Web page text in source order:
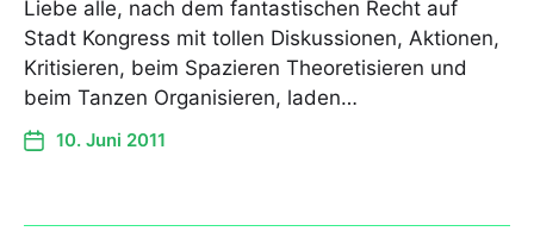
Liebe alle, nach dem fantastischen Recht auf
Stadt Kongress mit tollen Diskussionen, Aktionen,
Kritisieren, beim Spazieren Theoretisieren und
beim Tanzen Organisieren, laden…
10. Juni 2011